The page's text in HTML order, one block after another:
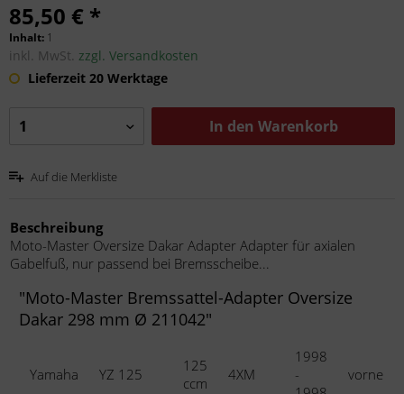
85,50 € *
Inhalt: 1
inkl. MwSt. zzgl. Versandkosten
Lieferzeit 20 Werktage
In den Warenkorb
Auf die Merkliste
Beschreibung
Moto-Master Oversize Dakar Adapter Adapter für axialen
Gabelfuß, nur passend bei Bremsscheibe...
"Moto-Master Bremssattel-Adapter Oversize
Dakar 298 mm Ø 211042"
Yamaha YZ 125
125
ccm
4XM
1998
-
vorne